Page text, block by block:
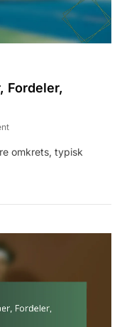
Fordeler,
On
Tennisgrep:
omkrets, typisk